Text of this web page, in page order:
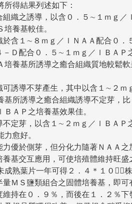
得結果列述如下：
組織之誘導，以含０．５∼１ｍｇ／
培養基較佳。
於含１∼８ｍｇ／ｌＮＡＡ配合０．
Ｄ配合０．５∼１ｍｇ／ｌＢＡＰ
培養基所誘導之癒合組織質地較鬆
可誘導不芽產生，其中以含１∼２ｍ
基所誘導之癒合組織誘導不定芽，
ＢＡＰ之培養基效果佳。
不定芽，以含１∼２ｍｇ／ｌＢＡＰ
力愈好。
優於側芽，但分化力隨著ＮＡＡ之
基交互應用，可使培殖體維持旺
成熟葉片一年可得２．４＊１０
ＭＳ鹽類組合之固體培養基，即可
持在０．９％，而後在１．２％